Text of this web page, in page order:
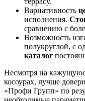
Вариативность
исполнения.
сравнению с
Возможность
полукруглой, с
каталог
Несмотря на
косоурах, лучше
«Профи Групп» по